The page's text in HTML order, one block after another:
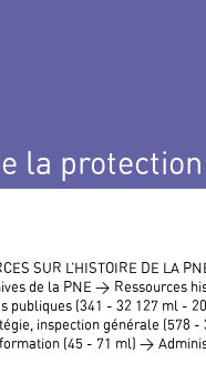
la
SUR L’HISTOIRE DE LA
de la PNE > Ressources
publiques (341 - 32 127 ml -
inspection générale (578
(45 - 71 ml) >